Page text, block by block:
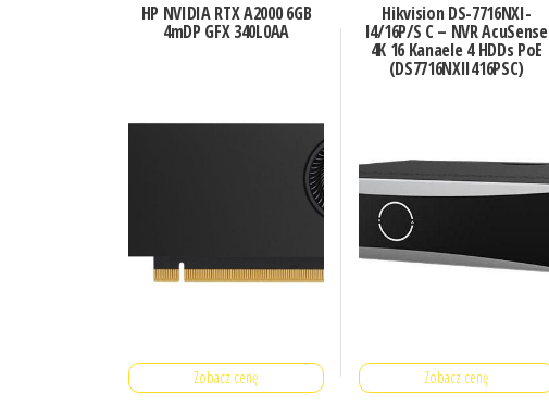
HP NVIDIA RTX A2000 6GB
4mDP GFX 340L0AA
Zobacz cenę
Hikvision DS-7716NXI-
I4/16P/S C – NVR AcuSense
4K 16 Kanaele 4 HDDs PoE
(DS7716NXII416PSC)
Zobacz cenę